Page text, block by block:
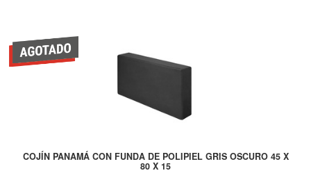
COJÍN PANAMÁ CON FUNDA DE POLIPIEL GRIS OSCURO 45 X
80 X 15